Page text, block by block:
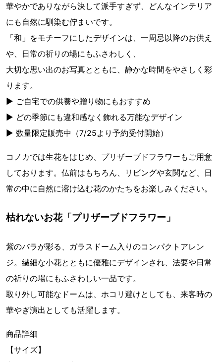
華やかでありながら決して派手すぎず、どんなインテリア
にも自然に馴染む佇まいです。
「和」をモチーフにしたデザインは、一周忌以降のお供え
や、日常の祈りの場にもふさわしく、
大切な思い出のお写真とともに、静かな時間をやさしく彩
ります。
▶ ご自宅での供養や贈り物にもおすすめ
▶ どの季節にも違和感なく飾れる万能なデザイン
▶ 数量限定販売中（7/25より予約受付開始）
コノカでは生花をはじめ、プリザーブドフラワーもご用意
しております。仏前はもちろん、リビングや玄関など、日
常の中に自然に溶け込む花のかたちをお楽しみください。
枯れないお花「プリザーブドフラワー」
紫のバラが彩る、ガラスドーム入りのコンパクトアレン
ジ。繊細な小花とともに優雅にデザインされ、法要や日常
の祈りの場にもふさわしい一品です。
取り外し可能なドームは、ホコリ避けとしても、来客時の
華やぎ演出としても活躍します。
商品詳細
【サイズ】